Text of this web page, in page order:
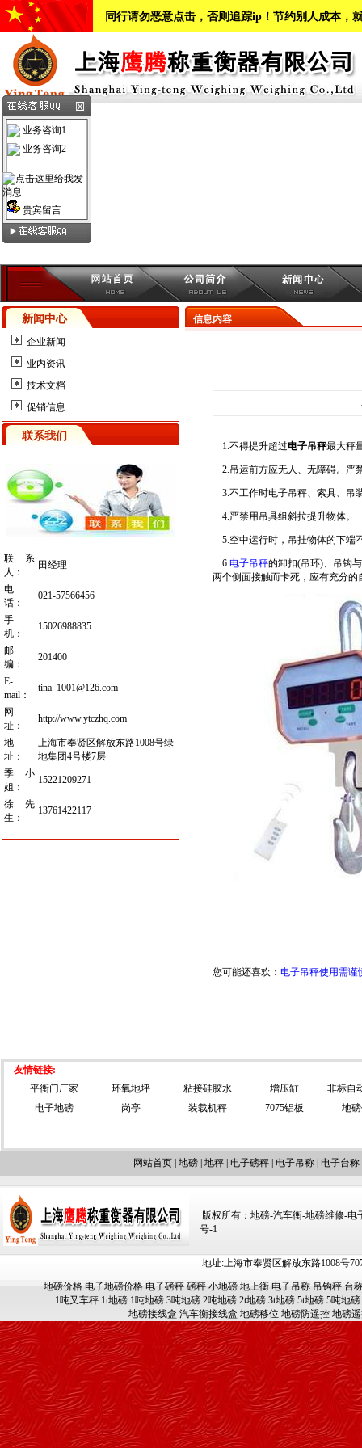
同行请勿恶意点击，否则追踪ip！节约别人成本，
新闻中心
企业新闻
业内资讯
技术文档
促销信息
联系我们
联系
人：
田经理
电
话：
021-57566456
手
机：
15026988835
邮
编：
201400
E-
mail：
tina_1001@126.com
网
址：
http://www.ytczhq.com
地
址：
上海市奉贤区解放东路1008号绿
地集团4号楼7层
季小
姐：
15221209271
徐先
生：
13761422117
信息内容
1.不得提升超过电子吊秤最大秤
2.吊运前方应无人、无障碍。严
3.不工作时电子吊秤、索具、吊
4.严禁用吊具组斜拉提升物体。
5.空中运行时，吊挂物体的下端
6.电子吊秤的卸扣(吊环)、吊钩
两个侧面接触而卡死，应有充分的
您可能还喜欢： 电子吊秤使用需谨
业务咨询1
业务咨询2
贵宾留言
友情链接:
平衡门厂家
环氧地坪 粘接硅胶水 增压缸
非标自
电子地磅
岗亭 装载机秤 7075铝板 地
网站首页 地磅 地秤 电子磅秤 电子吊称 电子台称
版权所有：地磅-汽车衡-地磅维修-电
号-1
地址:上海市奉贤区解放东路1008号
地磅价格 电子地磅价格 电子磅秤 磅秤 小地磅 地上衡 电子吊称 吊钩秤 台
1吨叉车秤 1t地磅 1吨地磅 3吨地磅 2吨地磅 2t地磅 3t地磅 5t地磅 5吨地磅
地磅接线盒 汽车衡接线盒 地磅移位 地磅防遥控 地磅